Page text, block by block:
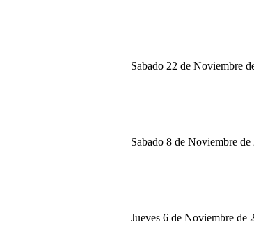
Sabado 22 de Noviembre
Sabado 8 de Noviembre de
Jueves 6 de Noviembre de